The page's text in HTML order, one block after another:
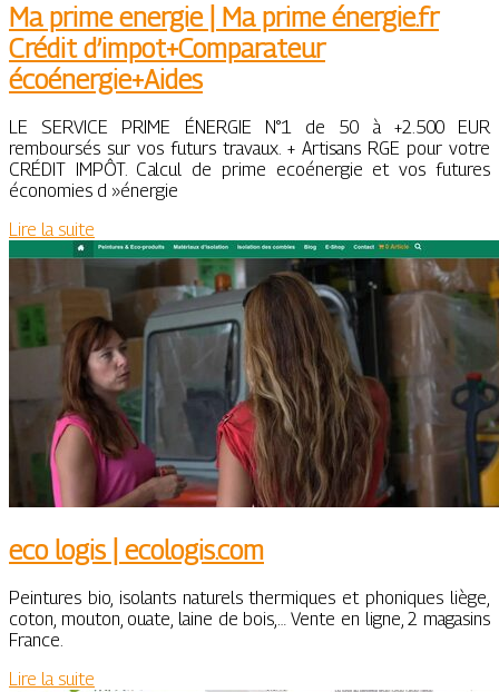
Ma prime energie | Ma prime énergie.fr
Crédit d’impot+Comparateur
écoénergie+Aides
LE SERVICE PRIME ÉNERGIE N°1 de 50 à +2.500 EUR
remboursés sur vos futurs travaux. + Artisans RGE pour votre
CRÉDIT IMPÔT. Calcul de prime ecoénergie et vos futures
économies d »énergie
Lire la suite
eco logis | ecologis.com
Peintures bio, isolants naturels thermiques et phoniques liège,
coton, mouton, ouate, laine de bois,… Vente en ligne, 2 magasins
France.
Lire la suite